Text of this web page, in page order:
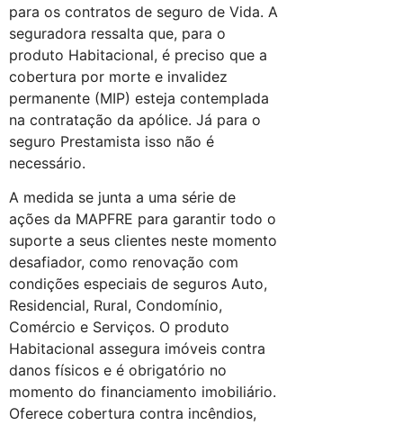
para os contratos de seguro de Vida. A
seguradora ressalta que, para o
produto Habitacional, é preciso que a
cobertura por morte e invalidez
permanente (MIP) esteja contemplada
na contratação da apólice. Já para o
seguro Prestamista isso não é
necessário.
A medida se junta a uma série de
ações da MAPFRE para garantir todo o
suporte a seus clientes neste momento
desafiador, como renovação com
condições especiais de seguros Auto,
Residencial, Rural, Condomínio,
Comércio e Serviços. O produto
Habitacional assegura imóveis contra
danos físicos e é obrigatório no
momento do financiamento imobiliário.
Oferece cobertura contra incêndios,